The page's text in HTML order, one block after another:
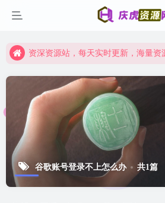
资深资源站，每天实时更新，海量资
资深资源站，每天实时更新，海量资
谷歌账号登录不上怎么办 共1篇